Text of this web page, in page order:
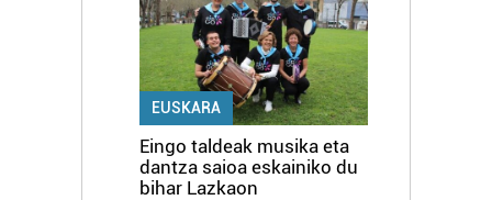
EUSKARA
Eingo taldeak musika eta
dantza saioa eskainiko du
bihar Lazkaon